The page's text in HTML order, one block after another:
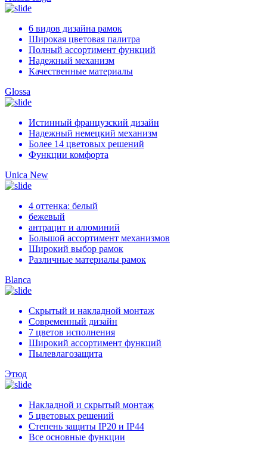
6 видов дизайна рамок
Широкая цветовая палитра
Полный ассортимент функций
Надежный механизм
Качественные материалы
Glossa
Истинный французский дизайн
Надежный немецкий механизм
Более 14 цветовых решений
Функции комфорта
Unica New
4 оттенка: белый
бежевый
антрацит и алюминий
Большой ассортимент механизмов
Широкий выбор рамок
Различные материалы рамок
Blanca
Скрытый и накладной монтаж
Современный дизайн
7 цветов исполнения
Широкий ассортимент функций
Пылевлагозащита
Этюд
Накладной и скрытый монтаж
5 цветовых решений
Степень защиты IP20 и IP44
Все основные функции